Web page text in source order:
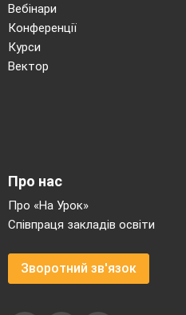
Вебінари
Конференції
Курси
Вектор
Про нас
Про «На Урок»
Співпраця закладів освіти
Зворотний зв'язок